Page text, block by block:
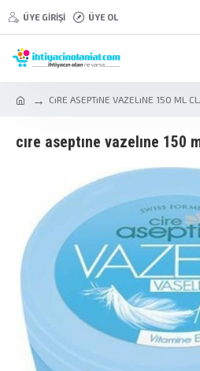
ÜYE GIRIŞI ÜYE OL
CıRE ASEPTıNE VAZELıNE 150 ML
cıre aseptıne vazelıne 150